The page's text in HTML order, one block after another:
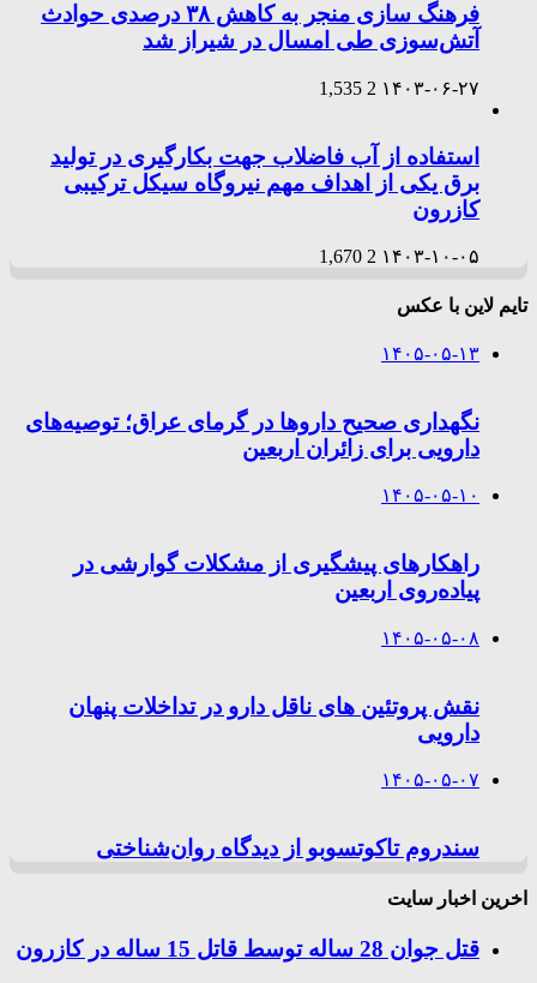
فرهنگ سازی منجر به کاهش ۳۸ درصدی حوادث
آتش‌سوزی طی امسال در شیراز شد
۱۴۰۳-۰۶-۲۷ 2
1,535
استفاده از آب فاضلاب جهت بکارگیری در تولید
برق یکی از اهداف مهم نیروگاه سیکل ترکیبی
کازرون
۱۴۰۳-۱۰-۰۵ 2
1,670
تایم لاین با عکس
۱۴۰۵-۰۵-۱۳
نگهداری صحیح داروها در گرمای عراق؛ توصیه‌های
دارویی برای زائران اربعین
۱۴۰۵-۰۵-۱۰
راهکارهای پیشگیری از مشکلات گوارشی در
پیاده‌روی اربعین
۱۴۰۵-۰۵-۰۸
نقش پروتئین های ناقل دارو در تداخلات پنهان
دارویی
۱۴۰۵-۰۵-۰۷
سندروم تاکوتسوبو از دیدگاه روان‌شناختی
اخرین اخبار سایت
قتل جوان 28 ساله توسط قاتل 15 ساله در کازرون